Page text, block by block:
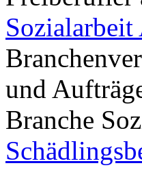
Sozialarbeit
und
Branche